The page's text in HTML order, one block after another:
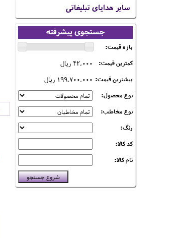
سایر هدایای تبلیغاتی
جستجوی پیشرفته
بازه قیمت:
کمترین قیمت:
42,000 ریال
بیشترین قیمت: 199,700,000 ریال
نوع محصول:
نوع مخاطب:
رنگ:
کد کالا:
نام کالا: